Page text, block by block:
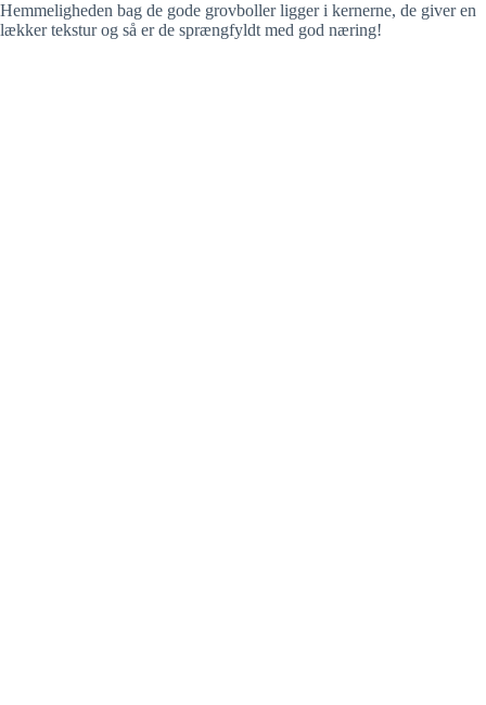
Hemmeligheden bag de gode grovboller ligger i kernerne, de giver en
lækker tekstur og så er de sprængfyldt med god næring!